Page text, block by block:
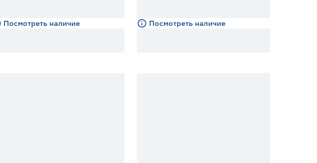
Посмотреть наличие Посмотреть наличие